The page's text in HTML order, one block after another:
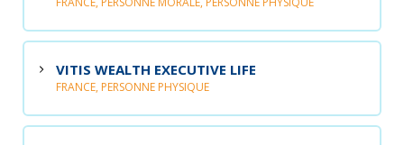
VITIS WEALTH EXECUTIVE LIFE
FRANCE, PERSONNE PHYSIQUE